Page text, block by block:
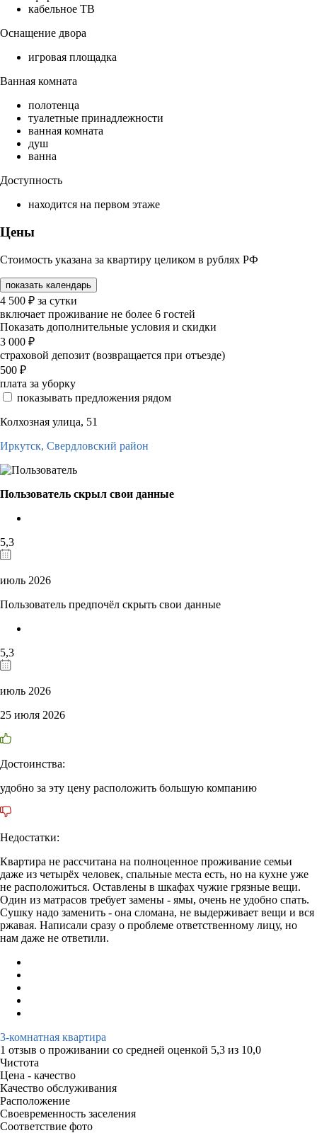
кабельное ТВ
Оснащение двора
игровая площадка
Ванная комната
полотенца
туалетные принадлежности
ванная комната
душ
ванна
Доступность
находится на первом этаже
Цены
Стоимость указана за квартиру целиком в рублях РФ
показать календарь
4 500 ₽ за сутки
включает проживание не более 6 гостей
Показать дополнительные условия и скидки
3 000 ₽
страховой депозит (возвращается при отъезде)
500 ₽
плата за уборку
показывать предложения рядом
Колхозная улица, 51
Иркутск, Свердловский район
Пользователь скрыл свои данные
5,3
июль 2026
Пользователь предпочёл скрыть свои данные
5,3
июль 2026
25 июля 2026
Достоинства:
удобно за эту цену расположить большую компанию
Недостатки:
Квартира не рассчитана на полноценное проживание семьи
даже из четырёх человек, спальные места есть, но на кухне уже
не расположиться. Оставлены в шкафах чужие грязные вещи.
Один из матрасов требует замены - ямы, очень не удобно спать.
Сушку надо заменить - она сломана, не выдерживает вещи и вся
ржавая. Написали сразу о проблеме ответственному лицу, но
нам даже не ответили.
3-комнатная квартира
1 отзыв о проживании со средней оценкой 5,3 из 10,0
Чистота
Цена - качество
Качество обслуживания
Расположение
Своевременность заселения
Соответствие фото